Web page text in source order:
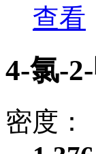
查看
4-氯-
密度：